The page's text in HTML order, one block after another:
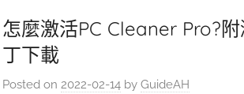
怎麼激活PC Cleaner Pro?
丁下載
Posted on 2022-02-14 byGuideAH